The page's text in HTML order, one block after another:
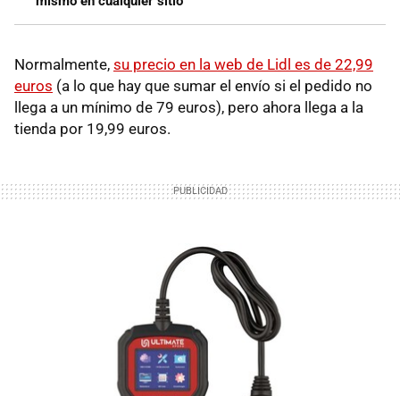
Normalmente, su precio en la web de Lidl es de 22,99
euros (a lo que hay que sumar el envío si el pedido no
llega a un mínimo de 79 euros), pero ahora llega a la
tienda por 19,99 euros.